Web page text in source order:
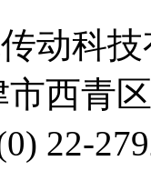
动科
西青
22-